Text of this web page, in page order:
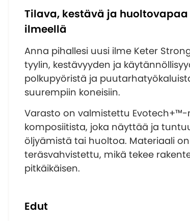
Tilava, kestävä ja
ilmeellä
Anna pihallesi uusi ilme Keter
tyylin, kestävyyden ja
polkupyöristä ja
suurempiin koneisiin.
Varasto on valmistettu
komposiitista, joka näyttää ja
öljyämistä tai huoltoa. Materiaali
teräsvahvistettu, mikä tekee
pitkäikäisen.
Edut